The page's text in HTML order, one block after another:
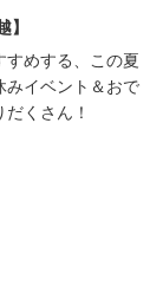
】
すめする、この夏
みイベント＆おで
くさん！